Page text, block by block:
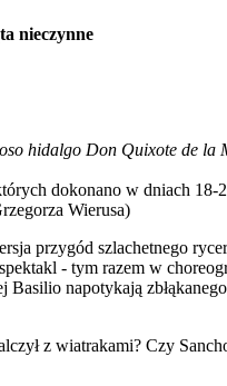
nieczynne
hidalgo Don Quixote de la
dokonano w dniach 18-
Wierusa)
przygód szlachetnego
- tym razem w
napotykają
z wiatrakami? Czy